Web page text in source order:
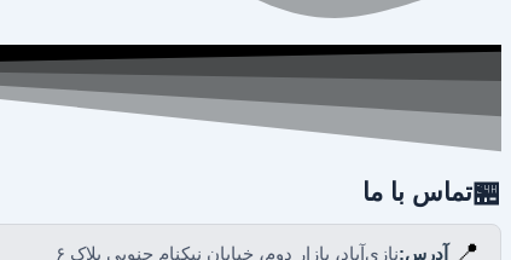
🏪تماس با ما
📍 آدرس:نازی‌آباد، بازار دوم، خیابان نیکنام جنوبی پلاک ۶